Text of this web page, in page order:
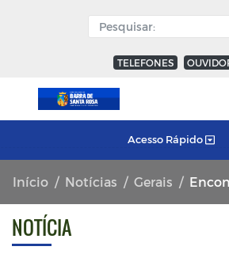
TELEFONES
Acesso Rápido
Início Notícias Gerais Encontro com
NOTÍCIA